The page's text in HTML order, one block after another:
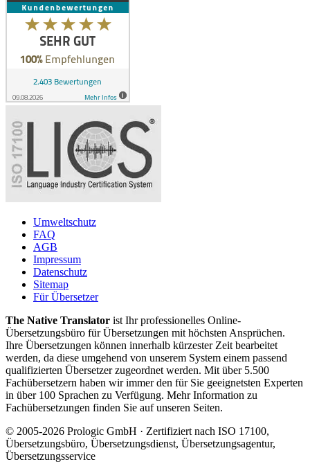
Umweltschutz
FAQ
AGB
Impressum
Datenschutz
Sitemap
Für Übersetzer
The Native Translator ist Ihr professionelles Online-
Übersetzungsbüro für Übersetzungen mit höchsten Ansprüchen.
Ihre Übersetzungen können innerhalb kürzester Zeit bearbeitet
werden, da diese umgehend von unserem System einem passend
qualifizierten Übersetzer zugeordnet werden. Mit über 5.500
Fachübersetzern haben wir immer den für Sie geeignetsten Experten
in über 100 Sprachen zu Verfügung. Mehr Information zu
Fachübersetzungen finden Sie auf unseren Seiten.
© 2005-2026 Prologic GmbH · Zertifiziert nach ISO 17100,
Übersetzungsbüro, Übersetzungsdienst, Übersetzungsagentur,
Übersetzungsservice